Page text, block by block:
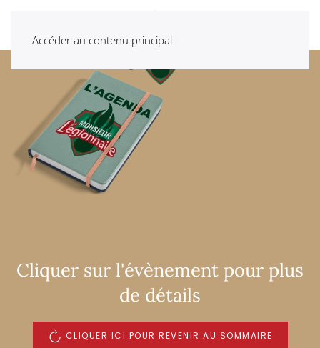
Accéder au contenu principal
Cliquer sur l'évènement pour plus
de détails
CLIQUER ICI POUR REVENIR AU SOMMAIRE